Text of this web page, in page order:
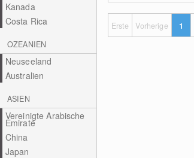
Kanada
Costa Rica
OZEANIEN
Neuseeland
Australien
ASIEN
Vereinigte Arabische
Emirate
China
Japan
Erste Vorherige 1